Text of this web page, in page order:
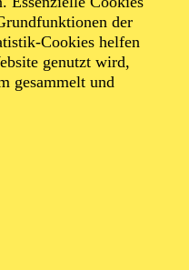
der
Cookies helfen
genutzt wird,
gesammelt und
(2. Teil)